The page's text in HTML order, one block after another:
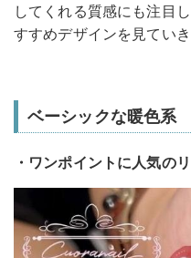
してくれる質感にも注目
すすめデザインを見ていき
ベーシックな暖色系
・ワンポイントに人気の